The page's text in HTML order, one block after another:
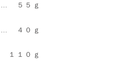
５５ｇ
４０ｇ
１０ｇ